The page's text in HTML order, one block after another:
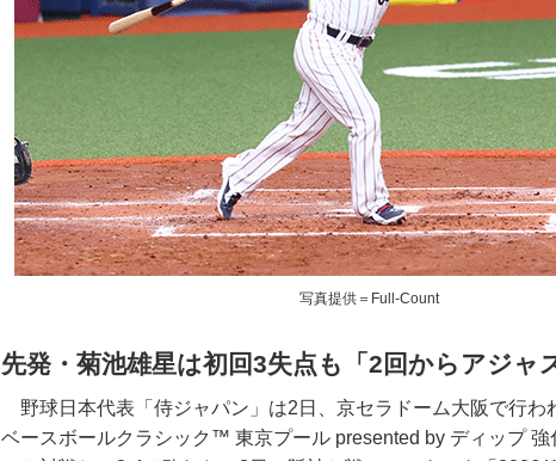
写真提供＝Full-Count
先発・菊池雄星は初回3失点も「2回からアジャ
野球日本代表「侍ジャパン」は2日、京セラドーム大阪で行わ
ベースボールクラシック™ 東京プール presented by ディップ 強